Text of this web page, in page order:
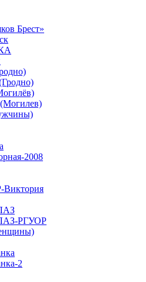
Брест»
2008
РГУОР
2